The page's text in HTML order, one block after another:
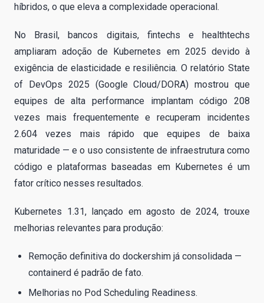
híbridos, o que eleva a complexidade operacional.
No Brasil, bancos digitais, fintechs e healthtechs
ampliaram adoção de Kubernetes em 2025 devido à
exigência de elasticidade e resiliência. O relatório State
of DevOps 2025 (Google Cloud/DORA) mostrou que
equipes de alta performance implantam código 208
vezes mais frequentemente e recuperam incidentes
2.604 vezes mais rápido que equipes de baixa
maturidade — e o uso consistente de infraestrutura como
código e plataformas baseadas em Kubernetes é um
fator crítico nesses resultados.
Kubernetes 1.31, lançado em agosto de 2024, trouxe
melhorias relevantes para produção:
Remoção definitiva do dockershim já consolidada —
containerd é padrão de fato.
Melhorias no Pod Scheduling Readiness.